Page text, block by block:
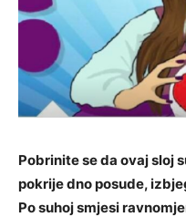
Pobrinite se da ovaj sloj
pokrije dno posude,
Po suhoj smjesi